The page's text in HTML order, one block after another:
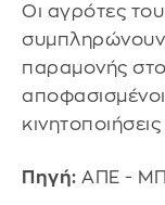
Οι αγρότες
συμπληρώνουν
παραμονής
Πηγή: ΑΠΕ -